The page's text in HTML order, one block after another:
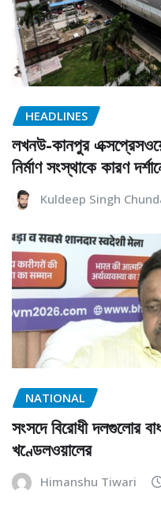
HEADLINES
লখনউ-কানপুর
নির্মাণ সংস্থাকে কারণ
Kuldeep Singh
NATIONAL
সংসদে বিরোধী দলগুলোর
খণ্ডেলওয়ালের
Himanshu Tiwari